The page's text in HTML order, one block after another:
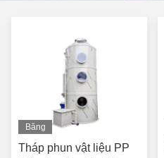
Băng
hình
Tháp phun vật liệu PP